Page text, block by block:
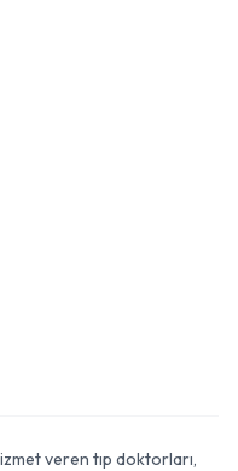
veren tıp doktorları,